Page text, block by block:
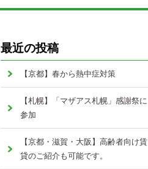
最近の投稿
【京都】春から熱中症対策
【札幌】「マザアス札幌」感謝祭に
参加
【京都・滋賀・大阪】高齢者向け賃
貸のご紹介も可能です。